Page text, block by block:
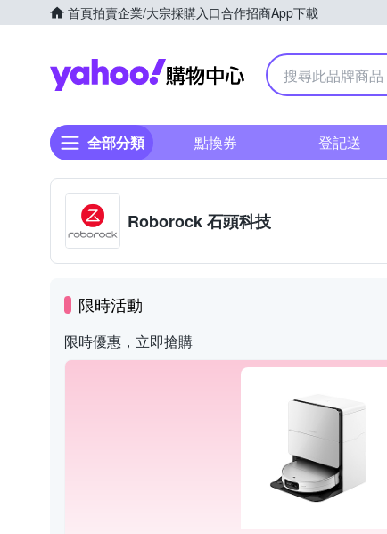
首頁拍賣企業/大宗採購入口合作招商App下載
Yahoo購物中心
全部分類 點換券 登記送
Roborock 石頭科技
限時活動
限時優惠，立即搶購